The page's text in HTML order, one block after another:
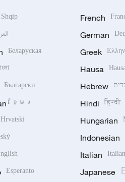
Shqip
Беларуская
Български
ខ្មែរ
Hrvatski
Esperanto
French
German
Greek
Hausa
Hebrew
Hindi हिन्दी
Hungarian
Indonesian
Italian
Japanese